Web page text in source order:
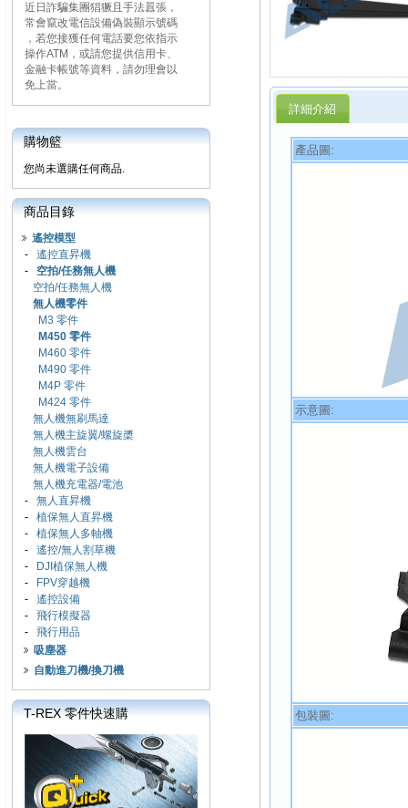
近日詐騙集團猖獗且手法囂張，
常會竄改電信設備偽裝顯示號碼
，若您接獲任何電話要您依指示
操作ATM，或請您提供信用卡、
金融卡帳號等資料，請勿理會以
免上當。
購物籃
您尚未選購任何商品.
商品目錄
遙控模型
- 遙控直昇機
- 空拍/任務無人機
空拍/任務無人機
無人機零件
M3 零件
M450 零件
M460 零件
M490 零件
M4P 零件
M424 零件
無人機無刷馬達
無人機主旋翼/螺旋槳
無人機雲台
無人機電子設備
無人機充電器/電池
- 無人直昇機
- 植保無人直昇機
- 植保無人多軸機
- 遙控/無人割草機
-
DJI植保無人機
-
FPV穿越機
- 遙控設備
- 飛行模擬器
- 飛行用品
吸塵器
自動進刀機/換刀機
T-REX 零件快速購
詳細介紹
產品圖:
示意圖:
包裝圖: